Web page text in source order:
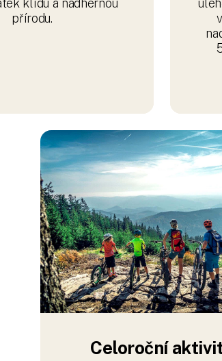
Celoroční
Desítky tratí pro běžkaře,
sjezdovky, cyklotrasy všech
a nekonečno turistických
Navštívit můžete i
či aquapark.